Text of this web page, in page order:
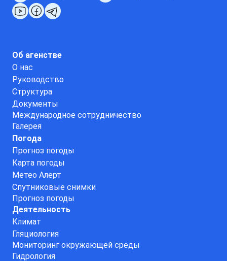
Об агенстве
О нас
Руководство
Структура
Документы
Международное сотрудничество
Галерея
Погода
Прогноз погоды
Карта погоды
Метео Алерт
Спутниковые снимки
Прогноз погоды
Деятельность
Климат
Гляциология
Мониторинг окружающей среды
Гидрология